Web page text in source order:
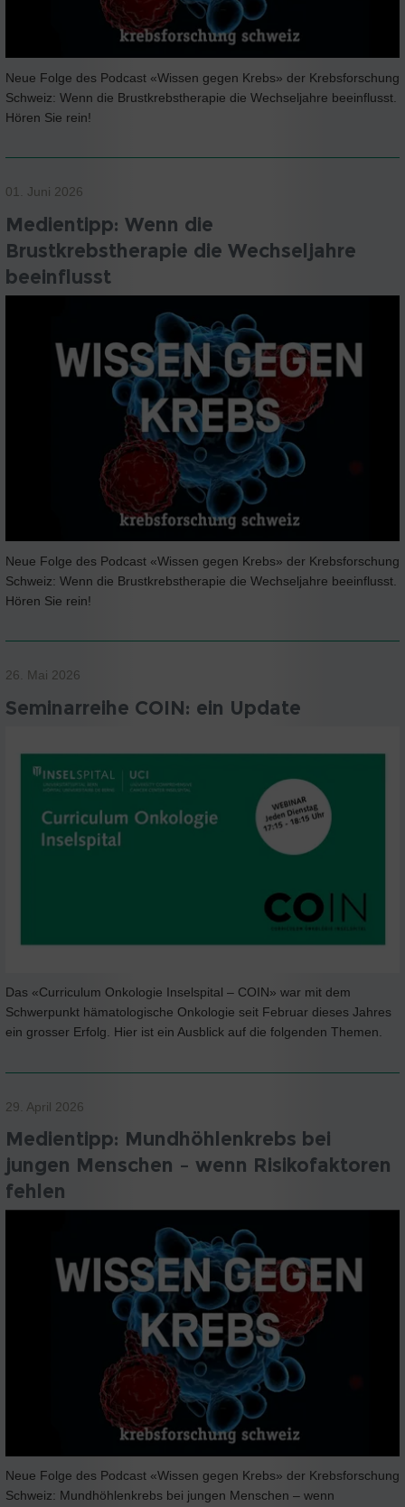
Neue Folge des Podcast «Wissen gegen Krebs» der Krebsforschung
Schweiz: Wenn die Brustkrebstherapie die Wechseljahre beeinflusst.
Hören Sie rein!
01. Juni 2026
Medientipp: Wenn die
Brustkrebstherapie die Wechseljahre
beeinflusst
Neue Folge des Podcast «Wissen gegen Krebs» der Krebsforschung
Schweiz: Wenn die Brustkrebstherapie die Wechseljahre beeinflusst.
Hören Sie rein!
26. Mai 2026
Seminarreihe COIN: ein Update
Das «Curriculum Onkologie Inselspital – COIN» war mit dem
Schwerpunkt hämatologische Onkologie seit Februar dieses Jahres
ein grosser Erfolg. Hier ist ein Ausblick auf die folgenden Themen.
29. April 2026
Medientipp: Mundhöhlenkrebs bei
jungen Menschen – wenn Risikofaktoren
fehlen
Neue Folge des Podcast «Wissen gegen Krebs» der Krebsforschung
Schweiz: Mundhöhlenkrebs bei jungen Menschen – wenn